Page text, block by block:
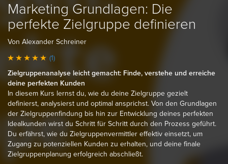
Marketing Grundlagen: Die
perfekte Zielgruppe definieren
Von Alexander Schreiner
(1)
Zielgruppenanalyse leicht gemacht: Finde, verstehe und erreiche
deine perfekten Kunden
In diesem Kurs lernst du, wie du deine Zielgruppe gezielt
definierst, analysierst und optimal ansprichst. Von den Grundlagen
der Zielgruppenfindung bis hin zur Entwicklung deines perfekten
Idealkunden wirst du Schritt für Schritt durch den Prozess geführt.
Du erfährst, wie du Zielgruppenvermittler effektiv einsetzt, um
Zugang zu potenziellen Kunden zu erhalten, und deine finale
Zielgruppenplanung erfolgreich abschließt.